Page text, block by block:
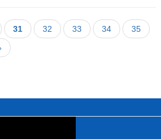
Поточна
сторінка
31 Сторінка
32 Сторінка
33 Сторінка
34 Сторінка
35